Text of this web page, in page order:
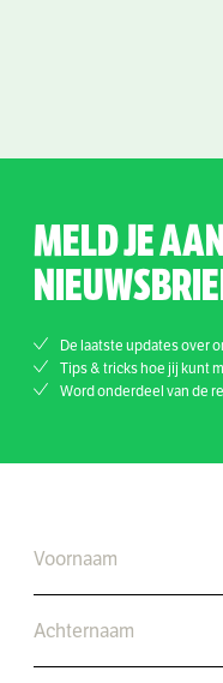
MELD JE
De laatste updates over
Tips & tricks hoe jij kunt
Word onderdeel van de